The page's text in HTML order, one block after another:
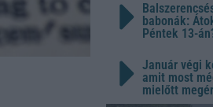
babonák:
Péntek 13-
Január végi
amit most
mielőtt